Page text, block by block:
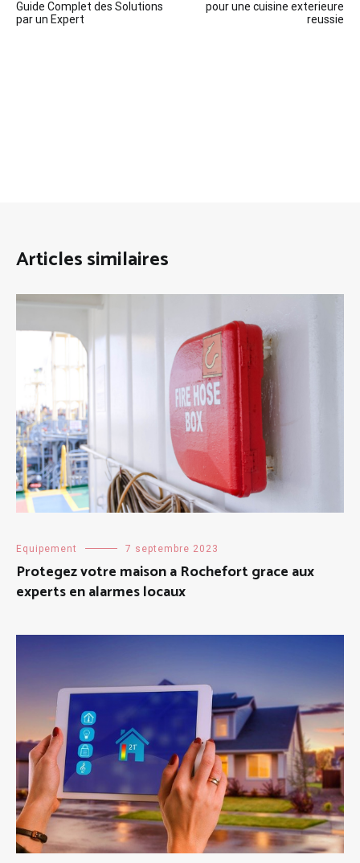
de
Guide Complet des Solutions
par un Expert
pour une cuisine exterieure
reussie
Articles similaires
Equipement 7 septembre 2023
Protegez votre maison a Rochefort grace aux
experts en alarmes locaux